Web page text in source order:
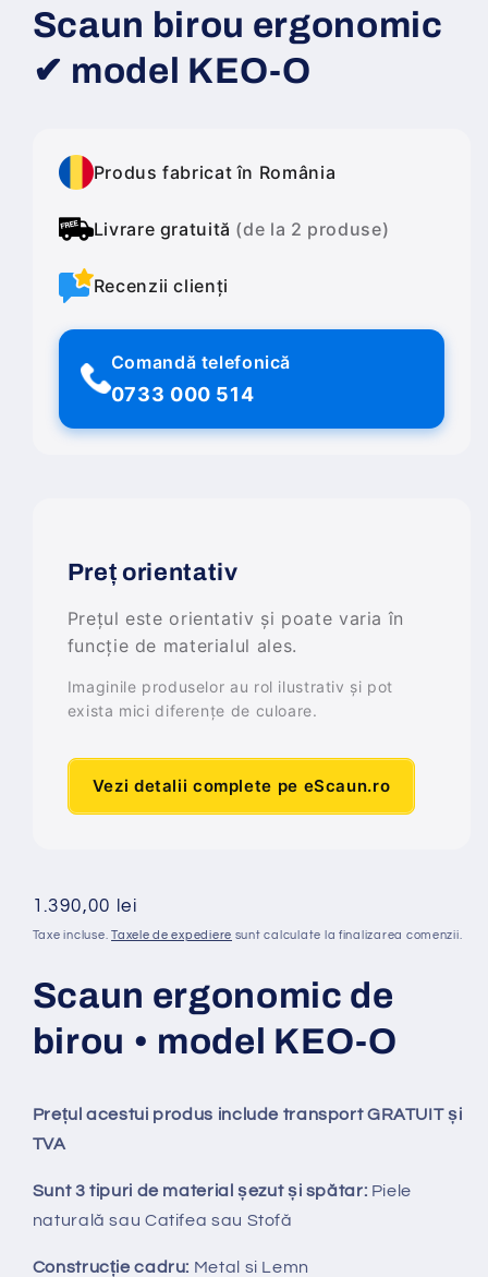
Scaun birou ergonomic
✔ model KEO-O
Produs fabricat în România
Livrare gratuită (de la 2 produse)
Recenzii clienți
Comandă telefonică
0733 000 514
Preț orientativ
Prețul este orientativ și poate varia în
funcție de materialul ales.
Imaginile produselor au rol ilustrativ și pot
exista mici diferențe de culoare.
Vezi detalii complete pe eScaun.ro
Preț
obișnuit
1.390,00 lei
Taxe incluse.Taxele de expediere sunt calculate la finalizarea comenzii.
Scaun ergonomic de
birou • model KEO-O
Prețul acestui produs include transport GRATUIT și
TVA
Sunt 3 tipuri de material șezut și spătar: Piele
naturală sau Catifea sau Stofă
Construcție cadru: Metal si Lemn